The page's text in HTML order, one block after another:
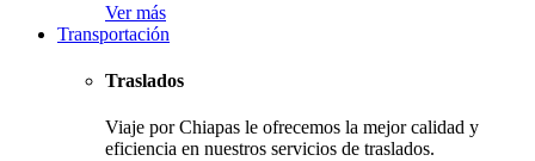
Ver más
Transportación
Traslados
Viaje por Chiapas le ofrecemos la mejor calidad y
eficiencia en nuestros servicios de traslados.